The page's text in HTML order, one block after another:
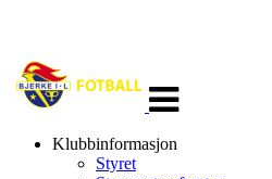
navigasjon
Klubbinformasjon
Styret